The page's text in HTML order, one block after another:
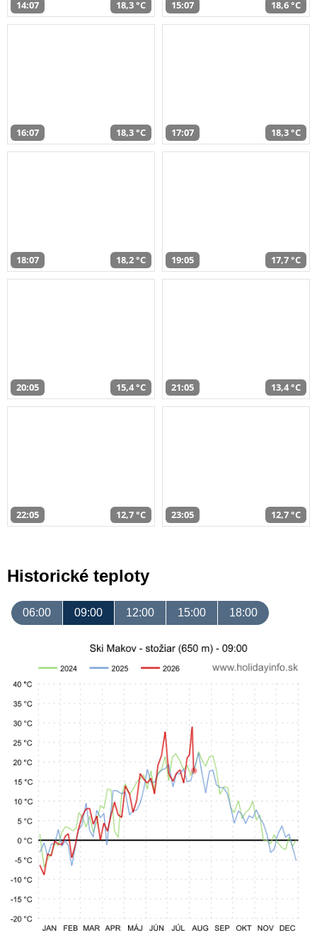
14:07 18,3 °C 15:07 18,6 °C
16:07 18,3 °C 17:07 18,3 °C
18:07 18,2 °C 19:05 17,7 °C
20:05 15,4 °C 21:05 13,4 °C
22:05 12,7 °C 23:05 12,7 °C
Historické teploty
06:00 09:00 12:00 15:00 18:00